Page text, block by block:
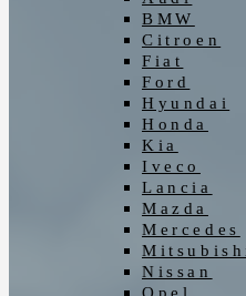
BMW
Citroen
Fiat
Ford
Hyundai
Honda
Kia
Iveco
Lancia
Mazda
Mercedes
Nissan